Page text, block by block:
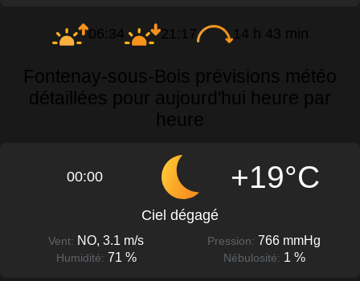
06:34 21:17 14 h 43 min
Fontenay-sous-Bois prévisions météo
détaillées pour aujourd'hui heure par
heure
00:00 +19°C
Ciel dégagé
Vent: NO, 3.1 m/s Pression: 766 mmHg
Humidité: 71 % Nébulosité: 1 %